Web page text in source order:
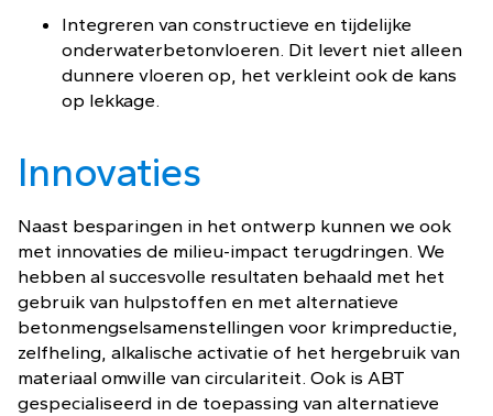
Integreren van constructieve en tijdelijke
onderwaterbetonvloeren. Dit levert niet alleen
dunnere vloeren op, het verkleint ook de kans
op lekkage.
Innovaties
Naast besparingen in het ontwerp kunnen we ook
met innovaties de milieu-impact terugdringen. We
hebben al succesvolle resultaten behaald met het
gebruik van hulpstoffen en met alternatieve
betonmengselsamenstellingen voor krimpreductie,
zelfheling, alkalische activatie of het hergebruik van
materiaal omwille van circulariteit. Ook is ABT
gespecialiseerd in de toepassing van alternatieve